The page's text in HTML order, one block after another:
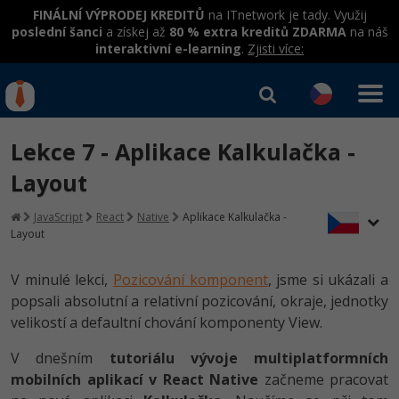
FINÁLNÍ VÝPRODEJ KREDITŮ na ITnetwork je tady. Využij
poslední šanci a získej až 80 % extra kreditů ZDARMAna náš
interaktivní e-learning. Zjisti více:
Rekvalifikace a kurzy
hrazené úřadem práce
Workshopy zdarma
Datová analýza v praxi
Školení
Základy programování
Umělá inteligence
Školení dle technologií
C# .NET
Java
Kurzy IT profesí
Programátor WWW aplikací
Senior programátor
Front-end developer
Jak začít?
Java -80%
C#.NET -80%
Přihlásit se | Registrovat
Lekce 7 - Aplikace Kalkulačka -
Layout
JavaScript React Native
Aplikace Kalkulačka -
Layout
V minulé lekci, Pozicování komponent, jsme si ukázali a
popsali absolutní a relativní pozicování, okraje, jednotky
velikostí a defaultní chování komponenty View.
V dnešním tutoriálu vývoje multiplatformních
mobilních aplikací v React Native začneme pracovat